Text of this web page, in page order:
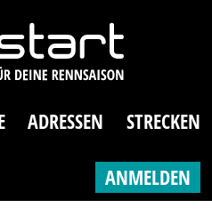
ADRESSEN STRECKEN
ANMELDEN